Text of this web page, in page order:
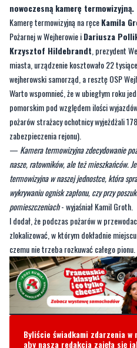
Krzysztof Hildebrandt, prezydent
miasta, urządzenie kosztowało 22
wejherowski samorząd, a resztę OSP
Warto wspomnieć, że w ubiegłym roku
pomorskim pod względem ilości
pożarów strażacy ochotnicy wyjeżdżali
zabezpieczenia rejonu).
—Kamera termowizyjna zdecydowanie
nasze, ratowników, ale też mieszkańców.
termowizyjna w naszej jednostce, która
wykrywaniu ognisk zapłonu, czy przy
pomieszczeniach- wyjaśniał Kamil Groth.
I dodał, że podczas pożarów w
zlokalizować, w którym dokładnie
czemu nie trzeba rozkuwać całego pionu.
Byliście świadkami zdarzenia w
aby nasza redakcja zajęła się
Wasze sygnały i informacje.
redakcja@nadmorski24.pl
telefonu729 715 670.